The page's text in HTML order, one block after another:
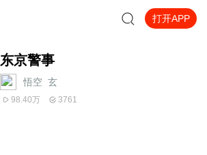
打开APP
东京警事
悟空_玄
98.40万 3761